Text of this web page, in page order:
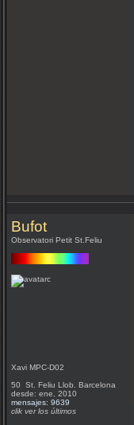
Bufot
Observatori Petit St.Feliu
Xavi MPC-D02
50 St. Feliu Llob. Barcelona
desde: ene, 2010
mensajes: 9639
clik ver los últimos